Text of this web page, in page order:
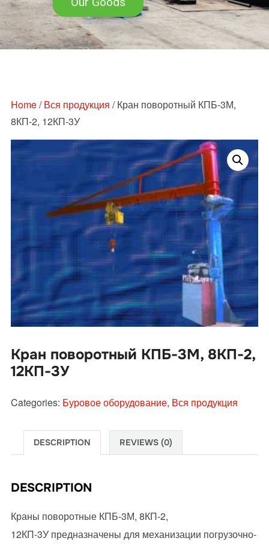
Home/Вся продукция / Кран поворотный КПБ-3М,
8КП-2, 12КП-3У
Кран поворотный КПБ-3М, 8КП-2,
12КП-3У
Categories: Буровое оборудование, Вся продукция
DESCRIPTION REVIEWS (0)
DESCRIPTION
Краны поворотные КПБ-3М, 8КП-2,
12КП-3У предназначены для механизации погрузочно-